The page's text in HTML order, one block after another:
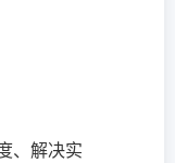
、解决实